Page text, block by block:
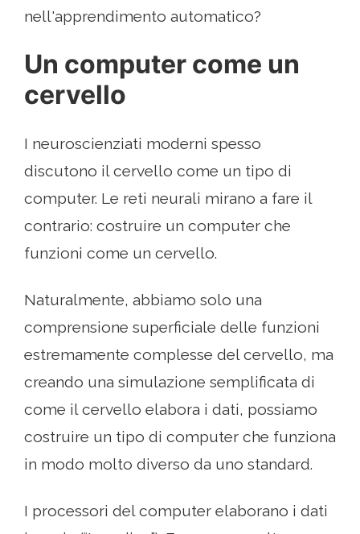
nell'apprendimento automatico?
Un computer come un
cervello
I neuroscienziati moderni spesso
discutono il cervello come un tipo di
computer. Le reti neurali mirano a fare il
contrario: costruire un computer che
funzioni come un cervello.
Naturalmente, abbiamo solo una
comprensione superficiale delle funzioni
estremamente complesse del cervello, ma
creando una simulazione semplificata di
come il cervello elabora i dati, possiamo
costruire un tipo di computer che funziona
in modo molto diverso da uno standard.
I processori del computer elaborano i dati